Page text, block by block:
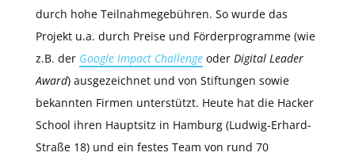
durch hohe Teilnahmegebühren. So wurde das
Projekt u.a. durch Preise und Förderprogramme (wie
z.B. der Google Impact Challenge oder Digital Leader
Award) ausgezeichnet und von Stiftungen sowie
bekannten Firmen unterstützt. Heute hat die Hacker
School ihren Hauptsitz in Hamburg (Ludwig-Erhard-
Straße 18) und ein festes Team von rund 70